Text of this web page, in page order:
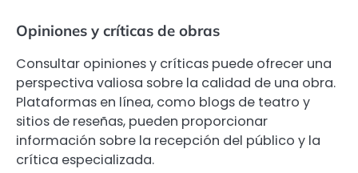
Opiniones y críticas de obras
Consultar opiniones y críticas puede ofrecer una
perspectiva valiosa sobre la calidad de una obra.
Plataformas en línea, como blogs de teatro y
sitios de reseñas, pueden proporcionar
información sobre la recepción del público y la
crítica especializada.